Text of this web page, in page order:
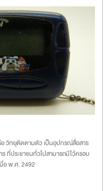
อ วิทยุติดตามตัว เป็นอุปกรณ์สื่อสาร
ที่ประชาชนทั่วไปสามารถมีไว้ครอบ
อ พ.ศ. 2492